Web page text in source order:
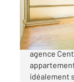
LYON 3 -
agence
idéalement